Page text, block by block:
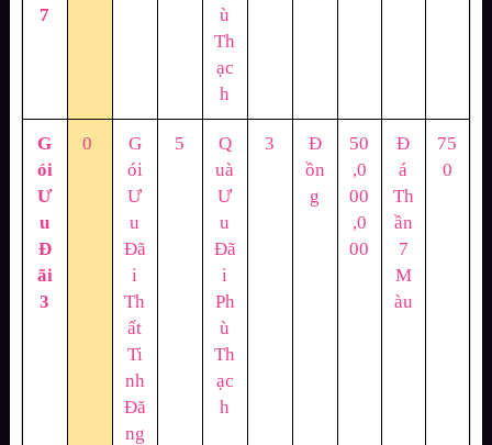
7
ù
Th
ạc
h
G
ói
Ư
u
Đ
ãi
3
0
G
ói
Ư
u
Đã
i
Th
ất
Ti
nh
Đă
ng
5
Q
uà
Ư
u
Đã
i
Ph
ù
Th
ạc
h
3
Đ
ồn
g
50
,0
00
,0
00
Đ
á
Th
ần
7
M
àu
75
0